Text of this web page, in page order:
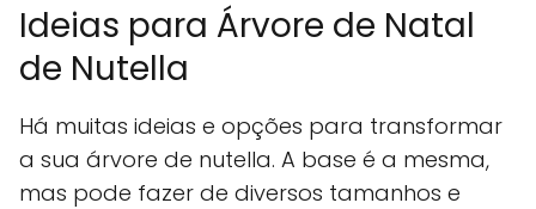
Ideias para Árvore de Natal
de Nutella
Há muitas ideias e opções para transformar
a sua árvore de nutella. A base é a mesma,
mas pode fazer de diversos tamanhos e